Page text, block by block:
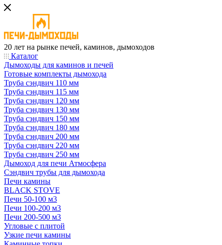
20 лет на рынке печей, каминов, дымоходов
Каталог
Дымоходы для каминов и печей
Готовые комплекты дымохода
Труба сэндвич 110 мм
Труба сэндвич 115 мм
Труба сэндвич 120 мм
Труба сэндвич 130 мм
Труба сэндвич 150 мм
Труба сэндвич 180 мм
Труба сэндвич 200 мм
Труба сэндвич 220 мм
Труба сэндвич 250 мм
Дымоход для печи Атмосфера
Сэндвич трубы для дымохода
Печи камины
BLACK STOVE
Печи 50-100 м3
Печи 100-200 м3
Печи 200-500 м3
Угловые с плитой
Узкие печи камины